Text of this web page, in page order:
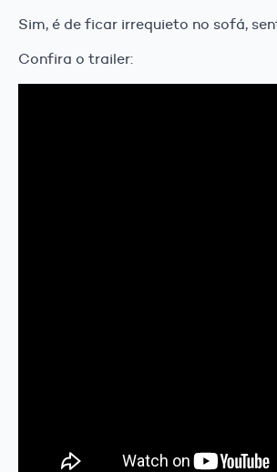
Sim, é de ficar irrequieto no sofá,
Confira o trailer: